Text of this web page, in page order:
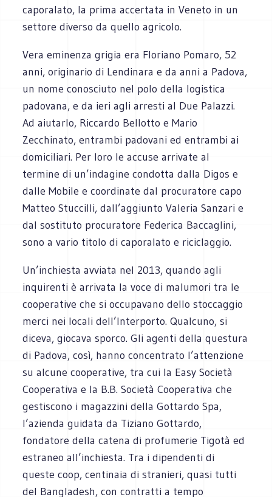
caporalato, la prima accertata in Veneto in un
settore diverso da quello agricolo.
Vera eminenza grigia era Floriano Pomaro, 52
anni, originario di Lendinara e da anni a Padova,
un nome conosciuto nel polo della logistica
padovana, e da ieri agli arresti al Due Palazzi.
Ad aiutarlo, Riccardo Bellotto e Mario
Zecchinato, entrambi padovani ed entrambi ai
domiciliari. Per loro le accuse arrivate al
termine di un’indagine condotta dalla Digos e
dalle Mobile e coordinate dal procuratore capo
Matteo Stuccilli, dall’aggiunto Valeria Sanzari e
dal sostituto procuratore Federica Baccaglini,
sono a vario titolo di caporalato e riciclaggio.
Un’inchiesta avviata nel 2013, quando agli
inquirenti è arrivata la voce di malumori tra le
cooperative che si occupavano dello stoccaggio
merci nei locali dell’Interporto. Qualcuno, si
diceva, giocava sporco. Gli agenti della questura
di Padova, così, hanno concentrato l’attenzione
su alcune cooperative, tra cui la Easy Società
Cooperativa e la B.B. Società Cooperativa che
gestiscono i magazzini della Gottardo Spa,
l’azienda guidata da Tiziano Gottardo,
fondatore della catena di profumerie Tigotà ed
estraneo all’inchiesta. Tra i dipendenti di
queste coop, centinaia di stranieri, quasi tutti
del Bangladesh, con contratti a tempo